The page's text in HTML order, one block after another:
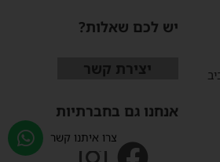
יש לכם שאלות?
יצירת קשר
אנחנו גם בחברתיות